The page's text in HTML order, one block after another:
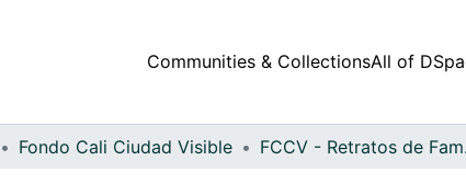
Communities & CollectionsAll of
Fondo Cali Ciudad Visible